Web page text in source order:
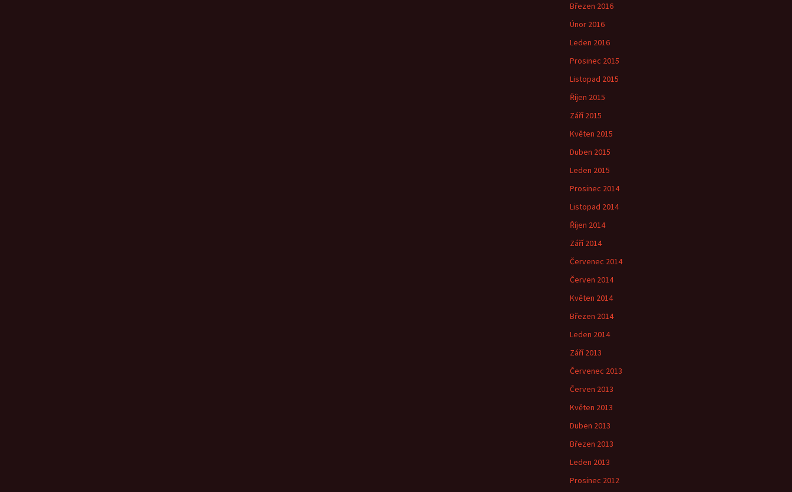
Březen 2016
Únor 2016
Leden 2016
Prosinec 2015
Listopad 2015
Říjen 2015
Září 2015
Květen 2015
Duben 2015
Leden 2015
Prosinec 2014
Listopad 2014
Říjen 2014
Září 2014
Červenec 2014
Červen 2014
Květen 2014
Březen 2014
Leden 2014
Září 2013
Červenec 2013
Červen 2013
Květen 2013
Duben 2013
Březen 2013
Leden 2013
Prosinec 2012